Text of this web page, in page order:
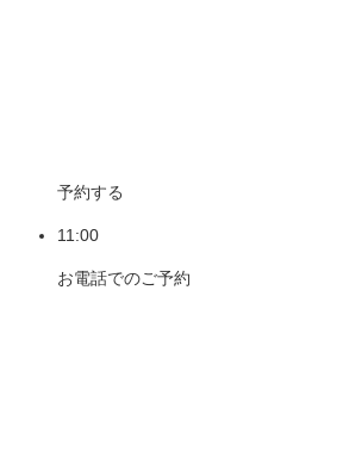
予約する
11:00
お電話でのご予約